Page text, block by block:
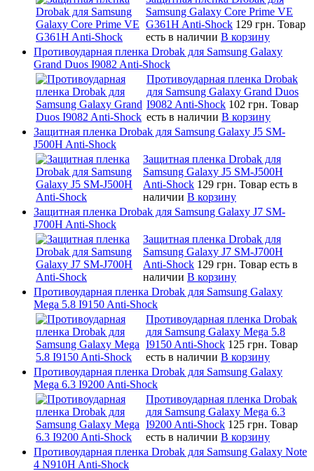
Samsung Galaxy Core Prime VE
G361H Anti-Shock 129 грн. Товар
есть в наличии В корзину
Противоударная пленка Drobak для Samsung Galaxy
Grand Duos I9082 Anti-Shock
Противоударная пленка Drobak
для Samsung Galaxy Grand Duos
I9082 Anti-Shock 102 грн. Товар
есть в наличии В корзину
Защитная пленка Drobak для Samsung Galaxy J5 SM-
J500H Anti-Shock
Защитная пленка Drobak для
Samsung Galaxy J5 SM-J500H
Anti-Shock 129 грн. Товар есть в
наличии В корзину
Защитная пленка Drobak для Samsung Galaxy J7 SM-
J700H Anti-Shock
Защитная пленка Drobak для
Samsung Galaxy J7 SM-J700H
Anti-Shock 129 грн. Товар есть в
наличии В корзину
Противоударная пленка Drobak для Samsung Galaxy
Mega 5.8 I9150 Anti-Shock
Противоударная пленка Drobak
для Samsung Galaxy Mega 5.8
I9150 Anti-Shock 125 грн. Товар
есть в наличии В корзину
Противоударная пленка Drobak для Samsung Galaxy
Mega 6.3 I9200 Anti-Shock
Противоударная пленка Drobak
для Samsung Galaxy Mega 6.3
I9200 Anti-Shock 125 грн. Товар
есть в наличии В корзину
Противоударная пленка Drobak для Samsung Galaxy Note
4 N910H Anti-Shock